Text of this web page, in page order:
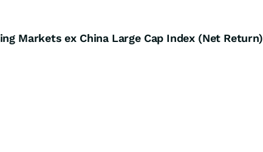
Markets ex China Large Cap Index (Net Return)